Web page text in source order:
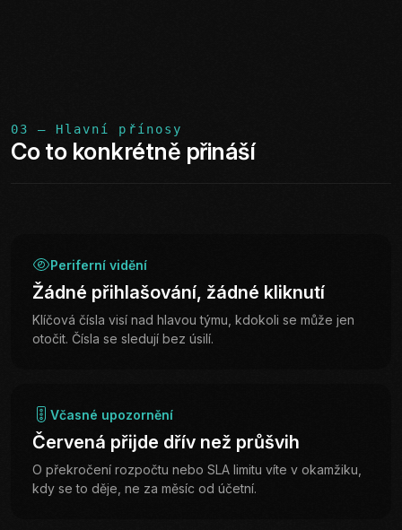
03 — Hlavní přínosy
Co to konkrétně přináší
Periferní vidění
Žádné přihlašování, žádné kliknutí
Klíčová čísla visí nad hlavou týmu, kdokoli se může jen
otočit. Čísla se sledují bez úsilí.
Včasné upozornění
Červená přijde dřív než průšvih
O překročení rozpočtu nebo SLA limitu víte v okamžiku,
kdy se to děje, ne za měsíc od účetní.